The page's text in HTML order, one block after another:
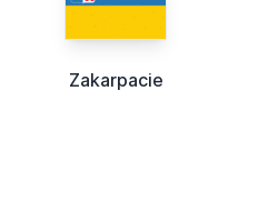
Zakarpacie